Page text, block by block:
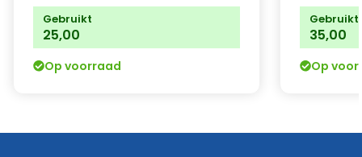
Gebruikt
25,00
Op voorraad
Gebruikt
35,00
Op